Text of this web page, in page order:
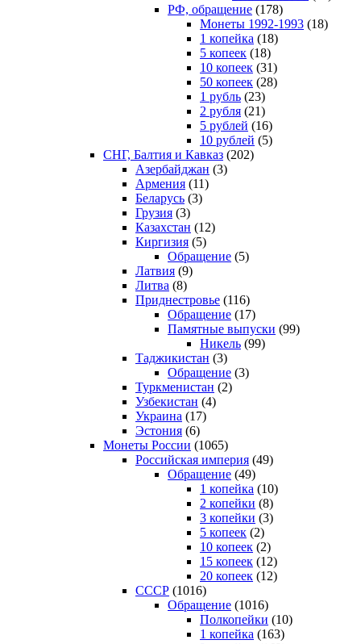
РФ, обращение (178)
Монеты 1992-1993 (18)
1 копейка (18)
5 копеек (18)
10 копеек (31)
50 копеек (28)
1 рубль (23)
2 рубля (21)
5 рублей (16)
10 рублей (5)
СНГ, Балтия и Кавказ (202)
Азербайджан (3)
Армения (11)
Беларусь (3)
Грузия (3)
Казахстан (12)
Киргизия (5)
Обращение (5)
Латвия (9)
Литва (8)
Приднестровье (116)
Обращение (17)
Памятные выпуски (99)
Никель (99)
Таджикистан (3)
Обращение (3)
Туркменистан (2)
Узбекистан (4)
Украина (17)
Эстония (6)
Монеты России (1065)
Российская империя (49)
Обращение (49)
1 копейка (10)
2 копейки (8)
3 копейки (3)
5 копеек (2)
10 копеек (2)
15 копеек (12)
20 копеек (12)
СССР (1016)
Обращение (1016)
Полкопейки (10)
1 копейка (163)